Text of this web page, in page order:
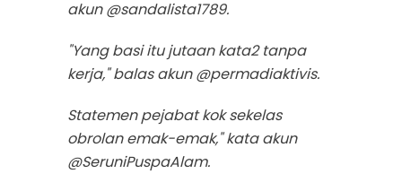
akun @sandalista1789.
"Yang basi itu jutaan kata2 tanpa
kerja," balas akun @permadiaktivis.
Statemen pejabat kok sekelas
obrolan emak-emak," kata akun
@SeruniPuspaAlam.